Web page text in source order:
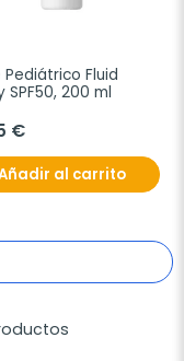
Pediátrico Fluid
SPF50, 200 ml
€
al carrito